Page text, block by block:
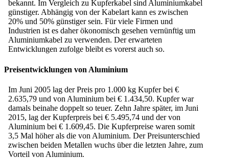
bekannt. Im Vergleich zu Kupferkabel sind Aluminiumkabel
günstiger. Abhängig von der Kabelart kann es zwischen
20% und 50% günstiger sein. Für viele Firmen und
Industrien ist es daher ökonomisch gesehen vernünftig um
Aluminiumkabel zu verwenden. Der erwarteten
Entwicklungen zufolge bleibt es vorerst auch so.
Preisentwicklungen von Aluminium
Im Juni 2005 lag der Preis pro 1.000 kg Kupfer bei €
2.635,79 und von Aluminium bei € 1.434,50. Kupfer war
damals beinahe doppelt so teuer. Zehn Jahre später, im Juni
2015, lag der Kupferpreis bei € 5.495,74 und der von
Aluminium bei € 1.609,45. Die Kupferpreise waren somit
3,5 Mal höher als die von Aluminium. Der Preisunterschied
zwischen beiden Metallen wuchs über die letzten Jahre, zum
Vorteil von Aluminium.